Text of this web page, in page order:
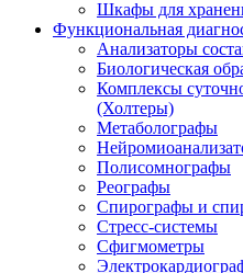
Шкафы для
Функциональная
Анализаторы
Биологическая
Комплексы
(Холтеры)
Метаболографы
Полисомнографы
Реографы
Спирографы и
Стресс-системы
Сфигмометры